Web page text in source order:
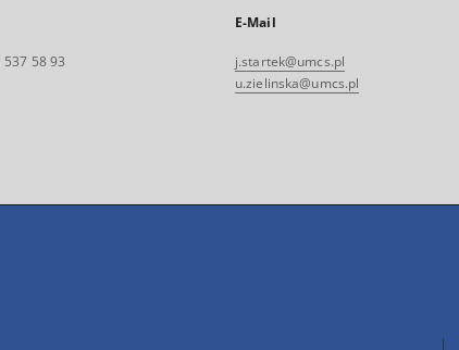
537 58 93
E-Mail
j.startek@umcs.pl
u.zielinska@umcs.pl